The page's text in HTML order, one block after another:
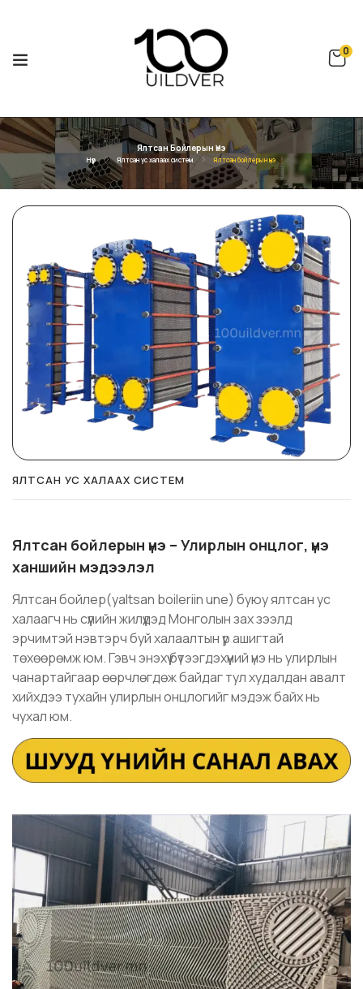
0
Ялтсан Бойлерын Үнэ
Нүүр Ялтсан ус халаах систем Ялтсан бойлерын үнэ
ЯЛТСАН УС ХАЛААХ СИСТЕМ
Ялтсан бойлерын үнэ – Улирлын онцлог, үнэ
ханшийн мэдээлэл
Ялтсан бойлер(yaltsan boileriin une) буюу ялтсан ус
халаагч нь сүүлийн жилүүдэд Монголын зах зээлд
эрчимтэй нэвтэрч буй халаалтын үр ашигтай
төхөөрөмж юм. Гэвч энэхүү бүтээгдэхүүний үнэ нь улирлын
чанартайгаар өөрчлөгдөж байдаг тул худалдан авалт
хийхдээ тухайн улирлын онцлогийг мэдэж байх нь
чухал юм.